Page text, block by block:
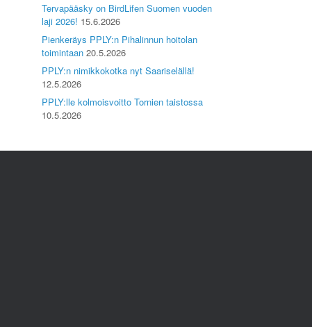
Tervapääsky on BirdLifen Suomen vuoden
laji 2026! 15.6.2026
Pienkeräys PPLY:n Pihalinnun hoitolan
toimintaan 20.5.2026
PPLY:n nimikkokotka nyt Saariselällä!
12.5.2026
PPLY:lle kolmoisvoitto Tornien taistossa
10.5.2026